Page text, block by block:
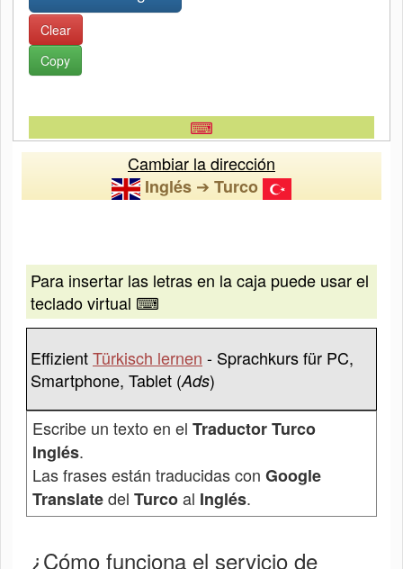
Clear
Copy
⌨
Cambiar la dirección
Inglés ➔ Turco
Para insertar las letras en la caja puede usar el
teclado virtual ⌨
EffizientTürkisch lernen - Sprachkurs für PC,
Smartphone, Tablet (Ads)
Escribe un texto en el Traductor Turco
Inglés.
Las frases están traducidas con Google
Translatedel Turcoal Inglés.
¿Cómo funciona el servicio de